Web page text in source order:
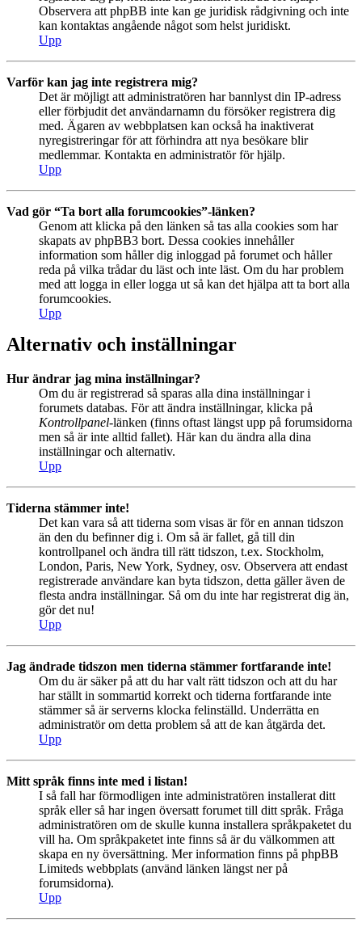
Observera att phpBB inte kan ge juridisk rådgivning och inte
kan kontaktas angående något som helst juridiskt.
Upp
Varför kan jag inte registrera mig?
Det är möjligt att administratören har bannlyst din IP-adress
eller förbjudit det användarnamn du försöker registrera dig
med. Ägaren av webbplatsen kan också ha inaktiverat
nyregistreringar för att förhindra att nya besökare blir
medlemmar. Kontakta en administratör för hjälp.
Upp
Vad gör “Ta bort alla forumcookies”-länken?
Genom att klicka på den länken så tas alla cookies som har
skapats av phpBB3 bort. Dessa cookies innehåller
information som håller dig inloggad på forumet och håller
reda på vilka trådar du läst och inte läst. Om du har problem
med att logga in eller logga ut så kan det hjälpa att ta bort alla
forumcookies.
Upp
Alternativ och inställningar
Hur ändrar jag mina inställningar?
Om du är registrerad så sparas alla dina inställningar i
forumets databas. För att ändra inställningar, klicka på
Kontrollpanel-länken (finns oftast längst upp på forumsidorna
men så är inte alltid fallet). Här kan du ändra alla dina
inställningar och alternativ.
Upp
Tiderna stämmer inte!
Det kan vara så att tiderna som visas är för en annan tidszon
än den du befinner dig i. Om så är fallet, gå till din
kontrollpanel och ändra till rätt tidszon, t.ex. Stockholm,
London, Paris, New York, Sydney, osv. Observera att endast
registrerade användare kan byta tidszon, detta gäller även de
flesta andra inställningar. Så om du inte har registrerat dig än,
gör det nu!
Upp
Jag ändrade tidszon men tiderna stämmer fortfarande inte!
Om du är säker på att du har valt rätt tidszon och att du har
har ställt in sommartid korrekt och tiderna fortfarande inte
stämmer så är serverns klocka felinställd. Underrätta en
administratör om detta problem så att de kan åtgärda det.
Upp
Mitt språk finns inte med i listan!
I så fall har förmodligen inte administratören installerat ditt
språk eller så har ingen översatt forumet till ditt språk. Fråga
administratören om de skulle kunna installera språkpaketet du
vill ha. Om språkpaketet inte finns så är du välkommen att
skapa en ny översättning. Mer information finns på phpBB
Limiteds webbplats (använd länken längst ner på
forumsidorna).
Upp